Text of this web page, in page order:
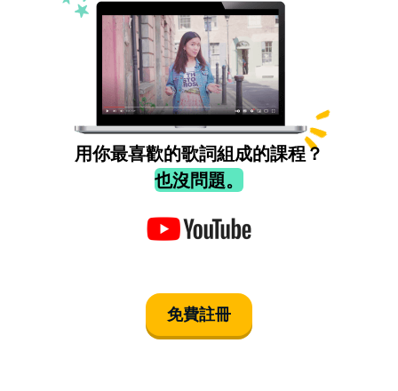
用你最喜歡的歌詞組成的課程？
也沒問題。
免費註冊